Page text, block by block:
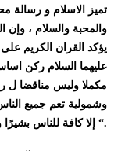
تميز الاسلام و رسالة
والمحبة والسلام ، وإن
يؤكد القران الكريم
عليهما السلام ركن
مكملا وليس مناقضا ل
وشمولية تعم جميع
إلا كافة للناس بشيرًا ونذيرا “.